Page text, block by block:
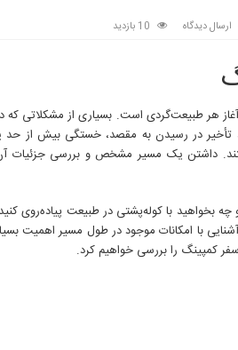
ارسال دیدگاه 10 بازدید
هر طبیعت‌گردی است. بسیاری از مشکلاتی که
در رسیدن به مقصد، خستگی بیش از حد
داشتن یک مسیر مشخص و بررسی جزئیات
بخواهید با کوله‌پشتی در طبیعت پیاده‌روی
با امکانات موجود در طول مسیر اهمیت
سفر کمپینگ را بررسی خواهیم کرد.